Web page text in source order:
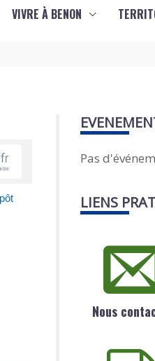
VIVRE À BENON
Pas
LIENS
Nous